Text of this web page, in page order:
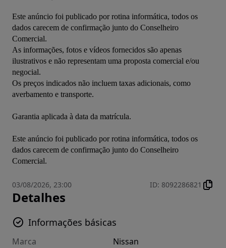
Este anúncio foi publicado por rotina informática, todos os
dados carecem de confirmação junto do Conselheiro
Comercial.
As informações, fotos e vídeos fornecidos são apenas
ilustrativos e não representam uma proposta comercial e/ou
negocial.
Os preços indicados não incluem taxas adicionais, como
averbamento e transporte.
Garantia aplicada à data da matrícula.
Este anúncio foi publicado por rotina informática, todos os
dados carecem de confirmação junto do Conselheiro
Comercial.
03/08/2026, 23:00 ID: 8092286821
Detalhes
Informações básicas
Marca Nissan